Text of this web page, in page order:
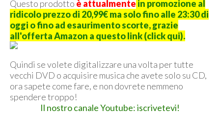
Questo prodotto è attualmente in promozione al
ridicolo prezzo di 20,99€ ma solo fino alle 23:30 di
oggi o fino ad esaurimento scorte, grazie
all'offerta Amazon a questo link (click qui).
Quindi se volete digitalizzare una volta per tutte
vecchi DVD o acquisire musica che avete solo su CD,
ora sapete come fare, e non dovrete nemmeno
spendere troppo!
Il nostro canale Youtube: iscrivetevi!